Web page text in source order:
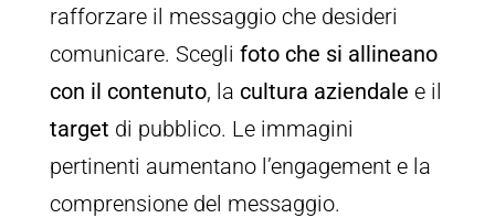
rafforzare il messaggio che desideri
comunicare. Scegli foto che si allineano
con il contenuto, la cultura aziendale e il
target di pubblico. Le immagini
pertinenti aumentano l’engagement e la
comprensione del messaggio.